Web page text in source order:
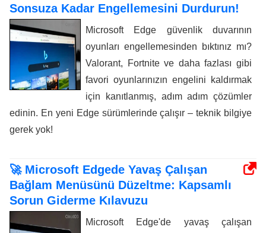
Sonsuza Kadar Engellemesini Durdurun!
Microsoft Edge güvenlik duvarının
oyunları engellemesinden bıktınız mı?
Valorant, Fortnite ve daha fazlası gibi
favori oyunlarınızın engelini kaldırmak
için kanıtlanmış, adım adım çözümler
edinin. En yeni Edge sürümlerinde çalışır – teknik bilgiye
gerek yok!
🚀 Microsoft Edgede Yavaş Çalışan
Bağlam Menüsünü Düzeltme: Kapsamlı
Sorun Giderme Kılavuzu
Microsoft Edge'de yavaş çalışan